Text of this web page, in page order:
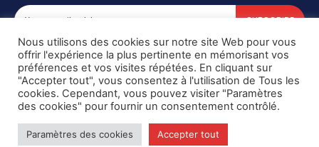
SUBSCRIBE
I've read and accept thePrivacy Policy.
Copyright © DiaspoRDC. All rights reserved
Nous utilisons des cookies sur notre site Web pour vous
offrir l'expérience la plus pertinente en mémorisant vos
préférences et vos visites répétées. En cliquant sur
"Accepter tout", vous consentez à l'utilisation de Tous les
cookies. Cependant, vous pouvez visiter "Paramètres
des cookies" pour fournir un consentement contrôlé.
Paramètres des cookies Accepter tout